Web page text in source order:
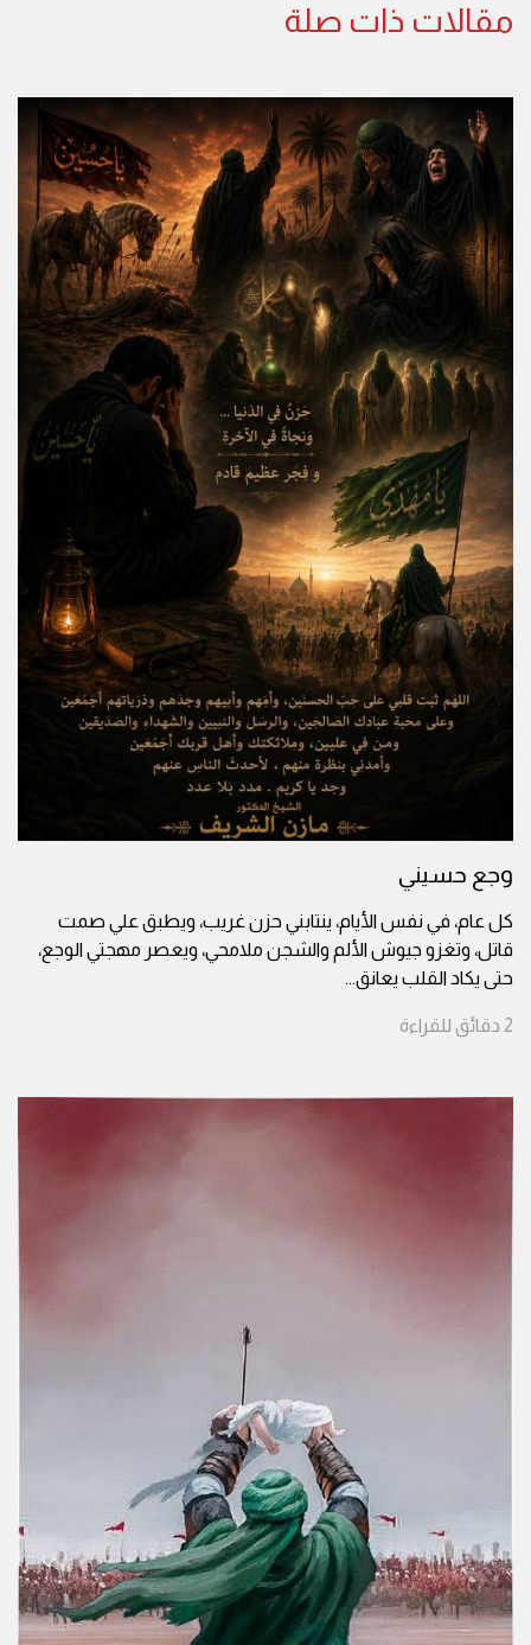
مقالات ذات صلة
وجع حسيني
كل عام، في نفس الأيام، ينتابني حزن غريب، ويطبق علي صمت
قاتل، وتغزو جيوش الألم والشجن ملامحي، ويعصر مهجتي الوجع،
حتى يكاد القلب يعانق...
2 دقائق للقراءة